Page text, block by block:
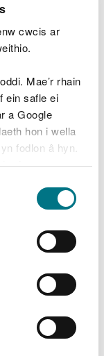
cwcis ar
Mae’r rhain
ein safle ei
a Google
hon i wella
fodlon â hyn.
dewis.
ddewis.
achosion
dro ar ôl tro
sy'n
i
un o'n
fel dewis
ni fydd